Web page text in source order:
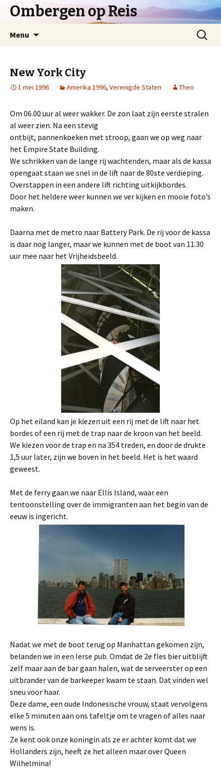
Ombergen op Reis
Menu
Zoeken
naar:
New York City
1 mei 1996 Amerika 1996, Verenigde Staten Theo
Om 06.00 uur al weer wakker. De zon laat zijn eerste stralen
al weer zien. Na een stevig
ontbijt, pannenkoeken met stroop, gaan we op weg naar
het Empire State Building.
We schrikken van de lange rij wachtenden, maar als de kassa
opengaat staan we snel in de lift naar de 80ste verdieping.
Overstappen in een andere lift richting uitkijkbordes.
Door het heldere weer kunnen we ver kijken en mooie foto’s
maken.
Daarna met de metro naar Battery Park. De rij voor de kassa
is daar nog langer, maar we kunnen met de boot van 11.30
uur mee naar het Vrijheidsbeeld.
Op het eiland kan je kiezen uit een rij met de lift naar het
bordes of een rij met de trap naar de kroon van het beeld.
We kiezen voor de trap en na 354 treden, en door de drukte
1,5 uur later, zijn we boven in het beeld. Het is het waard
geweest.
Met de ferry gaan we naar Ellis Island, waar een
tentoonstelling over de immigranten aan het begin van de
eeuw is ingericht.
Nadat we met de boot terug op Manhattan gekomen zijn,
belanden we in een Ierse pub. Omdat de 2e fles bier uitblijft
zelf maar aan de bar gaan halen, wat de serveerster op een
uitbrander van de barkeeper kwam te staan. Dat vinden wel
sneu voor haar.
Deze dame, een oude Indonesische vrouw, staat vervolgens
elke 5 minuten aan ons tafeltje om te vragen of alles naar
wens is.
Ze kent ook onze koningin als ze er achter komt dat we
Hollanders zijn, heeft ze het alleen maar over Queen
Wilhelmina!